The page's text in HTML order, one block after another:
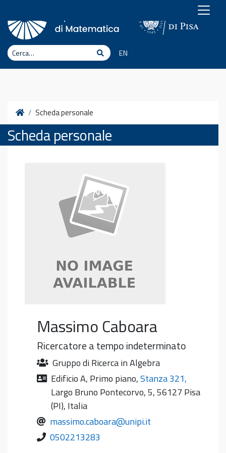
Cerca CercaEN
HomeScheda personale
Scheda personale
Massimo Caboara
Ricercatore a tempo indeterminato
Gruppo di Ricerca in Algebra
Edificio A, Primo piano,Stanza 321,
Largo Bruno Pontecorvo, 5, 56127 Pisa
(PI), Italia
massimo.caboara@unipi.it
0502213283